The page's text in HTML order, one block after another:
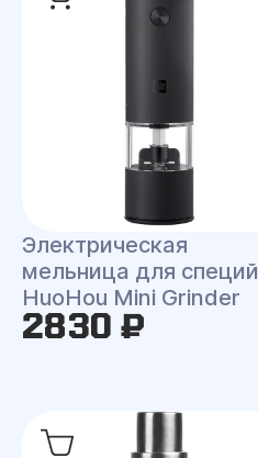
Электрическая
мельница для специй
HuoHou Mini Grinder
2830 ₽